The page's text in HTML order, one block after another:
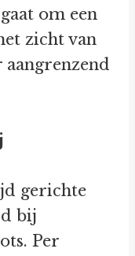
om een
zicht van
gerichte
bij
Per